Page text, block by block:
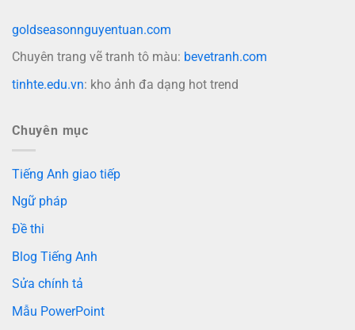
goldseasonnguyentuan.com
Chuyên trang vẽ tranh tô màu: bevetranh.com
tinhte.edu.vn: kho ảnh đa dạng hot trend
Chuyên mục
Tiếng Anh giao tiếp
Ngữ pháp
Đề thi
Blog Tiếng Anh
Sửa chính tả
Mẫu PowerPoint